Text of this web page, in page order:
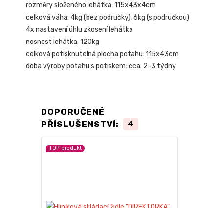
rozměry složeného lehátka: 115x43x4cm
celková váha: 4kg (bez područky), 6kg (s područkou)
4x nastavení úhlu zkosení lehátka
nosnost lehátka: 120kg
celková potisknutelná plocha potahu: 115x43cm
doba výroby potahu s potiskem: cca. 2-3 týdny
DOPORUČENÉ
PŘÍSLUŠENSTVÍ:
4
TOP produkt